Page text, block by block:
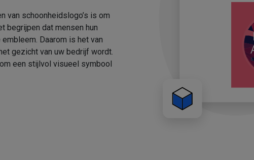
van schoonheidslogo’s is om
begrijpen dat mensen hun
Daarom is het van
gezicht van uw bedrijf wordt.
een stijlvol visueel symbool